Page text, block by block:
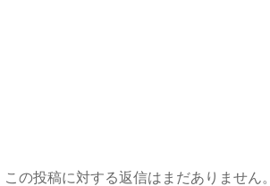
この投稿に対する返信はまだありません。